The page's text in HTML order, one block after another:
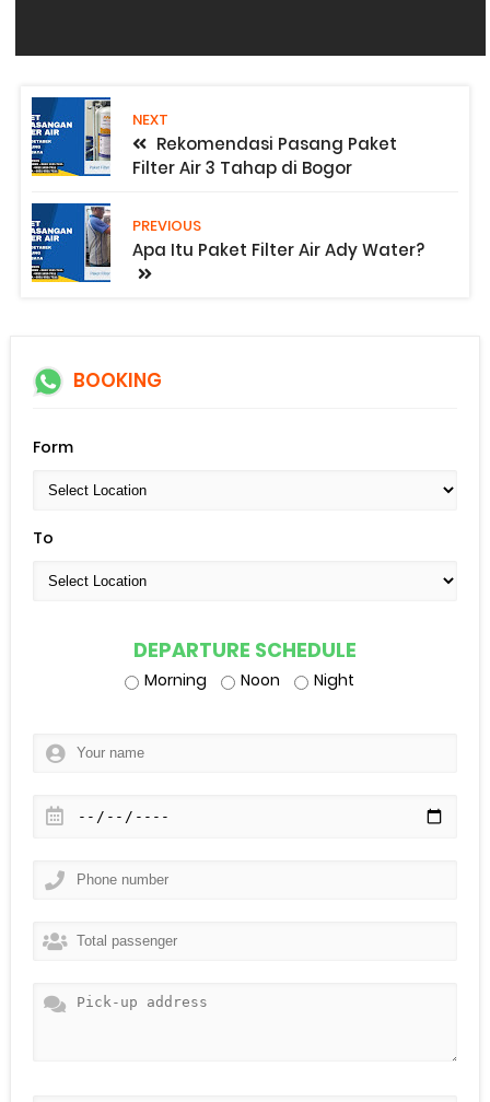
NEXT
Rekomendasi Pasang Paket
Filter Air 3 Tahap di Bogor
PREVIOUS
Apa Itu Paket Filter Air Ady Water?
BOOKING
Form
To
DEPARTURE SCHEDULE
Morning Noon Night